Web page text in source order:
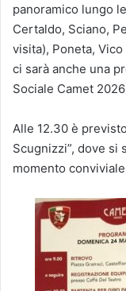
panoramico lungo
Certaldo, Sciano,
visita), Poneta, Vico
ci sarà anche una
Sociale Camet
Alle 12.30 è
Scugnizzi”, dove si
momento